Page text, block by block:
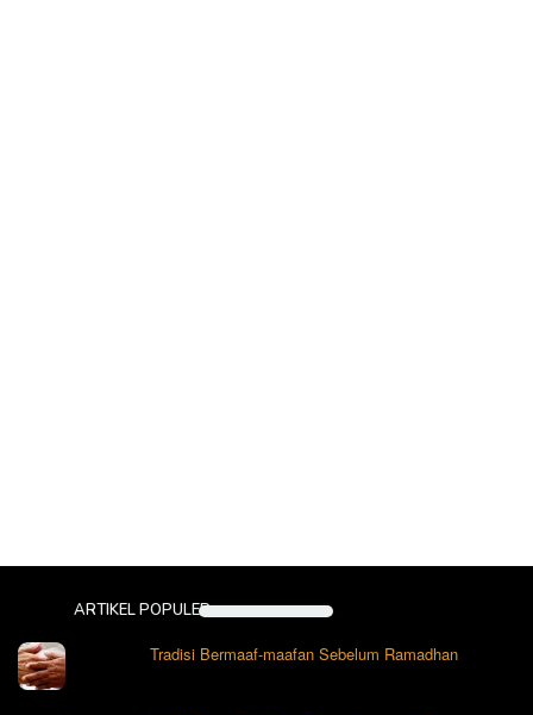
ARTIKEL POPULER
Tradisi Bermaaf-maafan Sebelum Ramadhan